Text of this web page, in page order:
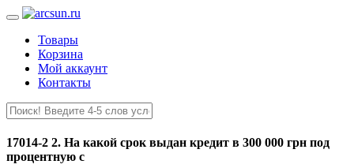
Товары
Корзина
Мой аккаунт
Контакты
17014-2 2. На какой срок выдан кредит в 300 000 грн под
процентную с